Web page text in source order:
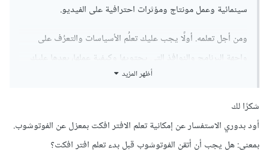
سينمائية وعمل مونتاج ومؤثرات احترافية على الفيديو.
ومن أجل تعلمه. أولًا يجب عليك تعلُم الأسياسات والتعرُف على
واجهة البرنامج والنوافذ التي يحتويها وكيفية عملها، بعدها عليك
التعرف على الإعدادات والتعرف على شريط القوائم ومن الأمور
وانصحك بمتابعة هذه السلسلة عن البرنامج:دورة عن الإصدار
السادس من البرنامج
أظهر المزيد
شكرًا لك
أود بدوري الاستفسار عن إمكانية تعلم الافتر افكت بمعزل عن الفوتوشوب.
بمعنى: هل يجب أن أتقن الفوتوشوب قبل بدء تعلم افتر افكت؟